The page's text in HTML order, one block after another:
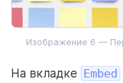
Изображение 6 —
На вкладке Embed